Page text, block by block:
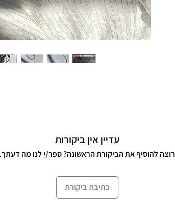
עדיין אין ביקורות
רוצה להוסיף את הביקורת הראשונה? ספר/י לנו מה דעתך.
כתיבת ביקורת